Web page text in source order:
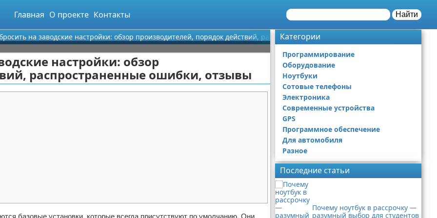
Главная О проекте Контакты Найти
на заводские настройки: обзор производителей, порядок действий, распространенные ошибки, отзывы
настройки: обзор
распространенные ошибки, отзывы
базовые установки, которые всегда присутствуют по умолчанию. Они
Категории
Программирование
Оборудование
Ноутбуки
Сотовые телефоны
Электроника
Современные устройства
GPS
Программное обеспечение
Для автомобиля
Разное
Последние статьи
Почему ноутбук в рассрочку —
разумный выбор для студентов